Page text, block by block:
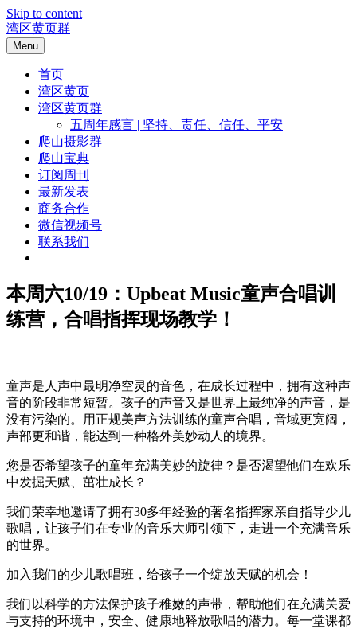
Skip to content
湾区黄页群
Menu
首页
湾区黄页
湾区黄页群
五周年感言 | 坚持、责任、信任、平安
爬山摄影群
爬山宝典
订阅周刊
最新发表
商务合作
微信视频号
联系我们
本周六10/19：Upbeat Music童声合唱训
练营，合唱指挥现场教学！
童声是人声中最明净空灵的音色，在成长过程中，拥有这种声
音的阶段非常短暂。孩子的声音又是世界上最纯净的声音，是
没有污染的。用正规美声方法训练的童声合唱，音域更宽阔，
声部更和谐，能达到一种格外美妙动人的境界。
您是否希望孩子的童年充满美妙的旋律？是否渴望他们在欢乐
中发掘天赋、茁壮成长？
我们荣幸地邀请了拥有30多年经验的著名指挥家亲自指导少儿
歌唱，让孩子们在专业的音乐大师引领下，走进一个充满音乐
的世界。
加入我们的少儿歌唱班，给孩子一个绽放天赋的机会！
我们以科学的方法保护孩子稚嫩的声带，帮助他们在充满关爱
与支持的环境中，安全、健康地释放歌唱的潜力。每一堂课都